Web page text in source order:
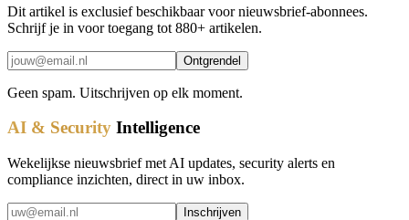
Dit artikel is exclusief beschikbaar voor nieuwsbrief-abonnees.
Schrijf je in voor toegang tot 880+ artikelen.
Ontgrendel
Geen spam. Uitschrijven op elk moment.
AI & Security Intelligence
Wekelijkse nieuwsbrief met AI updates, security alerts en
compliance inzichten, direct in uw inbox.
Inschrijven